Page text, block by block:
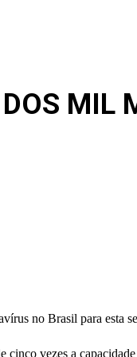
MIL
no Brasil para esta
cinco vezes a